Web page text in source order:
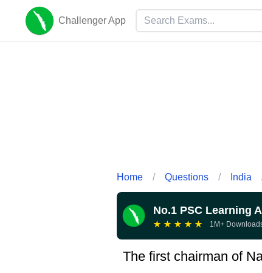
Challenger App
Home / Questions / India
No.1 PSC Learning
★ ★ ★ ★ ★ 1M+
The first chairman of